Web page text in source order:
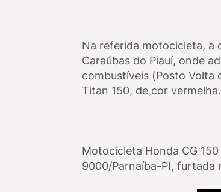
Na referida motocicleta, a
Caraúbas do Piauí, onde
combustíveis (Posto Volta
Titan 150, de cor vermelha.
Motocicleta Honda CG
9000/Parnaíba-PI, furtada